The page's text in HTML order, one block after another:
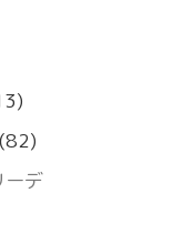
(82)
ーデ